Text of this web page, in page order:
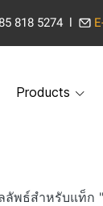
818 5274 l
Products
ลัพธ์สำหรับแท็ก